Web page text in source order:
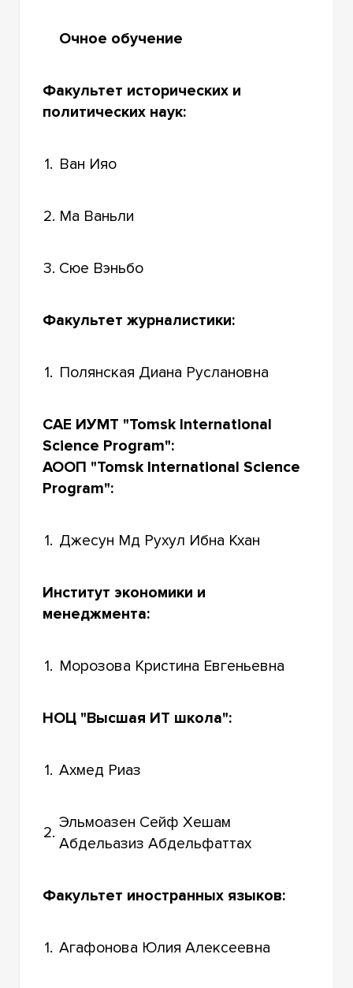
Очное обучение
Факультет исторических и
политических наук:
1. Ван Ияо
2. Ма Ваньли
3. Сюе Вэньбо
Факультет журналистики:
1. Полянская Диана Руслановна
САЕ ИУМТ "Tomsk International
Science Program":
АООП "Tomsk International Science
Program":
1. Джесун Мд Рухул Ибна Кхан
Институт экономики и
менеджмента:
1. Морозова Кристина Евгеньевна
НОЦ "Высшая ИТ школа":
1. Ахмед Риаз
2.
Эльмоазен Сейф Хешам
Абдельазиз Абдельфаттах
Факультет иностранных языков:
1. Агафонова Юлия Алексеевна